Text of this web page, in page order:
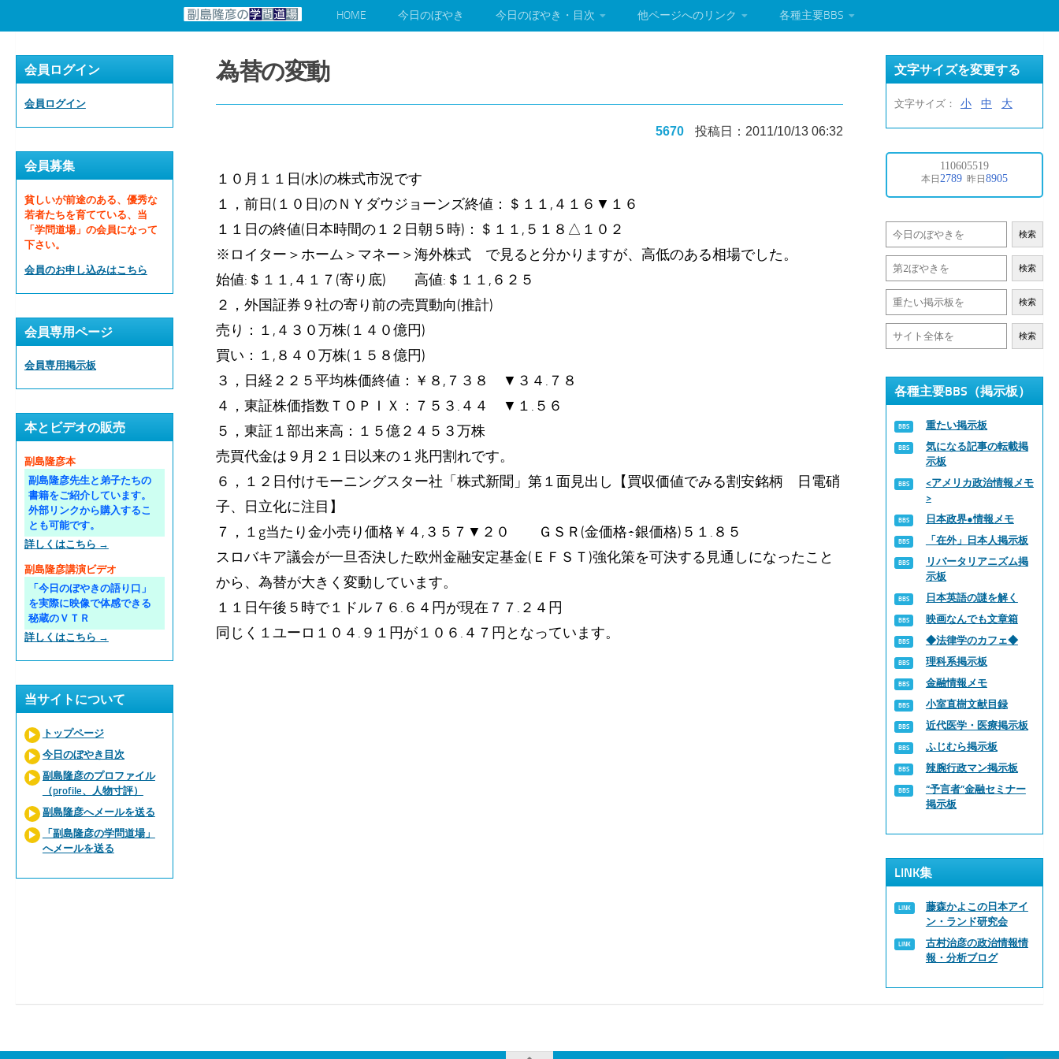
HOME 今日のぼやき 今日のぼやき・目次 他ページへのリンク 各種主要BBS
為替の変動
5670 投稿日：2011/10/13 06:32
１０月１１日(水)の株式市況です
１，前日(１０日)のＮＹダウジョーンズ終値：＄１１,４１６▼１６
１１日の終値(日本時間の１２日朝５時)：＄１１,５１８△１０２
※ロイター＞ホーム＞マネー＞海外株式 で見ると分かりますが、高低のある相場でした。
始値:＄１１,４１７(寄り底) 高値:＄１１,６２５
２，外国証券９社の寄り前の売買動向(推計)
売り：１,４３０万株(１４０億円)
買い：１,８４０万株(１５８億円)
３，日経２２５平均株価終値：￥８,７３８ ▼３４.７８
４，東証株価指数ＴＯＰＩＸ：７５３.４４ ▼１.５６
５，東証１部出来高：１５億２４５３万株
売買代金は９月２１日以来の１兆円割れです。
６，１２日付けモーニングスター社「株式新聞」第１面見出し【買収価値でみる割安銘柄 日電硝
子、日立化に注目】
７，１g当たり金小売り価格￥４,３５７▼２０ ＧＳＲ(金価格÷銀価格)５１.８５
スロバキア議会が一旦否決した欧州金融安定基金(ＥＦＳＴ)強化策を可決する見通しになったこと
から、為替が大きく変動しています。
１１日午後５時で１ドル７６.６４円が現在７７.２４円
同じく１ユーロ１０４.９１円が１０６.４７円となっています。
会員ログイン
会員ログイン
会員募集
貧しいが前途のある、優秀な
若者たちを育てている、当
「学問道場」の会員になって
下さい。
会員のお申し込みはこちら
会員専用ページ
会員専用掲示板
本とビデオの販売
副島隆彦本
副島隆彦先生と弟子たちの
書籍をご紹介しています。
外部リンクから購入するこ
とも可能です。
詳しくはこちら →
副島隆彦講演ビデオ
「今日のぼやきの語り口」
を実際に映像で体感できる
秘蔵のＶＴＲ
詳しくはこちら →
当サイトについて
トップページ
今日のぼやき目次
副島隆彦のプロファイル
（profile、人物寸評）
副島隆彦へメールを送る
「副島隆彦の学問道場」
へメールを送る
文字サイズを変更する
文字サイズ： 小 中 大
検索
検索
検索
検索
各種主要BBS（掲示板）
重たい掲示板
気になる記事の転載掲
示板
<アメリカ政治情報メモ
>
日本政界●情報メモ
「在外」日本人掲示板
リバータリアニズム掲
示板
日本英語の謎を解く
映画なんでも文章箱
◆法律学のカフェ◆
理科系掲示板
金融情報メモ
小室直樹文献目録
近代医学・医療掲示板
ふじむら掲示板
辣腕行政マン掲示板
“予言者”金融セミナー
掲示板
LINK集
藤森かよこの日本アイ
ン・ランド研究会
古村治彦の政治情報情
報・分析ブログ